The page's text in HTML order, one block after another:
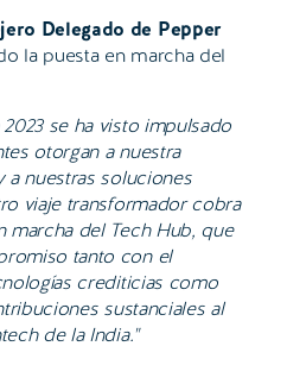
Delegado de Pepper
la puesta en marcha del
se ha visto impulsado
otorgan a nuestra
nuestras soluciones
viaje transformador cobra
marcha del Tech Hub, que
tanto con el
crediticias como
sustanciales al
de la India."